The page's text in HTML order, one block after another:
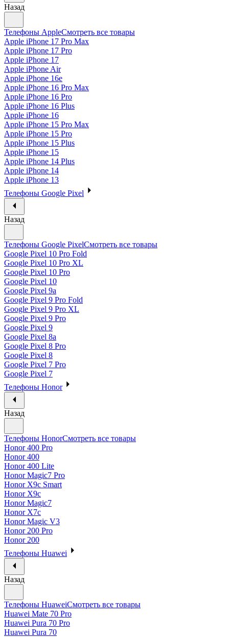
Назад
Телефоны AppleСмотреть все товары
Apple iPhone 17 Pro Max
Apple iPhone 17 Pro
Apple iPhone 17
Apple iPhone Air
Apple iPhone 16e
Apple iPhone 16 Pro Max
Apple iPhone 16 Pro
Apple iPhone 16 Plus
Apple iPhone 16
Apple iPhone 15 Pro Max
Apple iPhone 15 Pro
Apple iPhone 15 Plus
Apple iPhone 15
Apple iPhone 14 Plus
Apple iPhone 14
Apple iPhone 13
Телефоны Google Pixel
Назад
Телефоны Google PixelСмотреть все товары
Google Pixel 10 Pro Fold
Google Pixel 10 Pro XL
Google Pixel 10 Pro
Google Pixel 10
Google Pixel 9a
Google Pixel 9 Pro Fold
Google Pixel 9 Pro XL
Google Pixel 9 Pro
Google Pixel 9
Google Pixel 8a
Google Pixel 8 Pro
Google Pixel 8
Google Pixel 7 Pro
Google Pixel 7
Телефоны Honor
Назад
Телефоны HonorСмотреть все товары
Honor 400 Pro
Honor 400
Honor 400 Lite
Honor Magic7 Pro
Honor X9c Smart
Honor X9c
Honor Magic7
Honor X7c
Honor Magic V3
Honor 200 Pro
Honor 200
Телефоны Huawei
Назад
Телефоны HuaweiСмотреть все товары
Huawei Mate 70 Pro
Huawei Pura 70 Pro
Huawei Pura 70